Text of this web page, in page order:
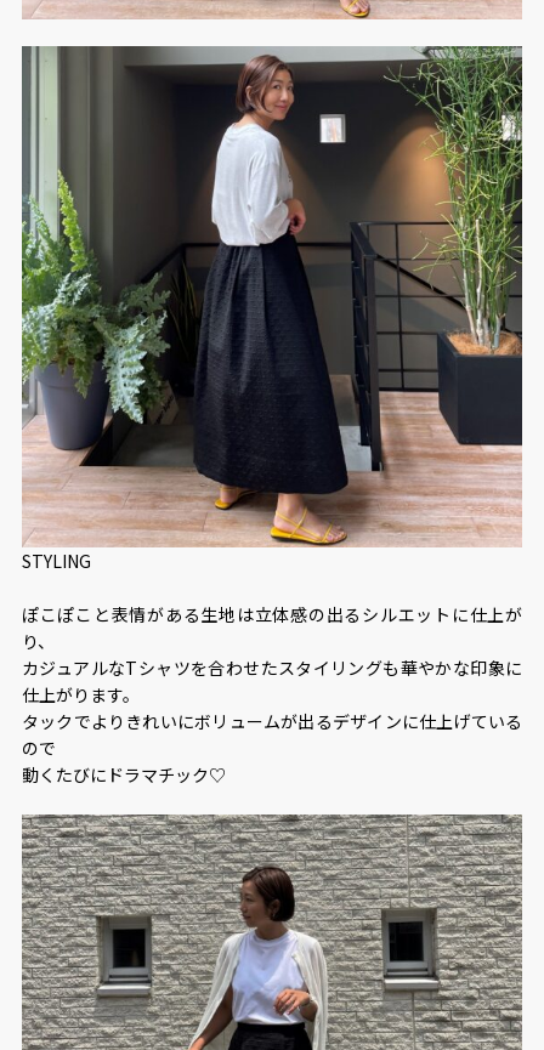
STYLING
ぽこぽこと表情がある生地は立体感の出るシルエットに仕上が
り、
カジュアルなTシャツを合わせたスタイリングも華やかな印象に
仕上がります。
タックでよりきれいにボリュームが出るデザインに仕上げている
ので
動くたびにドラマチック♡